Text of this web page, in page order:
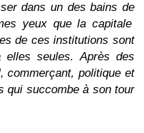
dans un des bains de
yeux que la capitale
de ces institutions sont
seules. Après des
commerçant, politique et
qui succombe à son tour